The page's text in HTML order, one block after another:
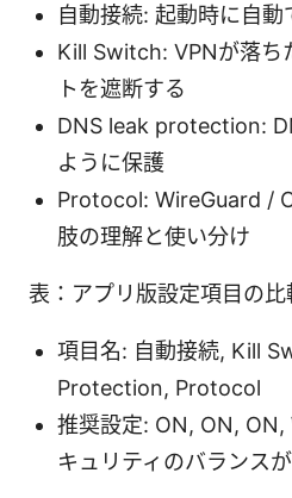
自動接続: 起動時に自動
Kill Switch: VPNが落ち
トを遮断する
DNS leak protection:
ように保護
Protocol: WireGuard /
肢の理解と使い分け
表：アプリ版設定項目の比
項目名: 自動接続, Kill
Protection, Protocol
推奨設定: ON, ON,
キュリティのバランスが